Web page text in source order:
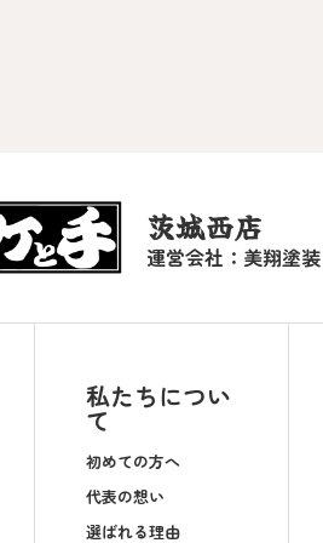
茨城西店
運営会社：美翔塗装
私たちについ
て
初めての方へ
代表の想い
選ばれる理由